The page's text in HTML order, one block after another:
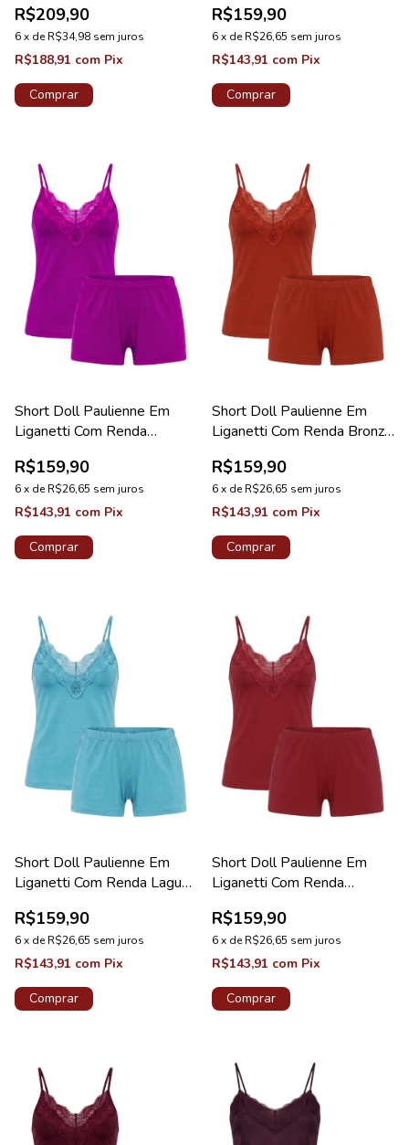
R$209,90
6x deR$34,98 sem juros
R$188,91 com Pix
Comprar
R$159,90
6x deR$26,65 sem juros
R$143,91 com Pix
Comprar
Short Doll Paulienne Em
Liganetti Com Renda
R$159,90
6x deR$26,65 sem juros
R$143,91 com Pix
Comprar
Short Doll Paulienne Em
Liganetti Com Renda Bronze
R$159,90
6x deR$26,65 sem juros
R$143,91 com Pix
Comprar
Short Doll Paulienne Em
Liganetti Com Renda Laguna
R$159,90
6x deR$26,65 sem juros
R$143,91 com Pix
Comprar
Short Doll Paulienne Em
Liganetti Com Renda
R$159,90
6x deR$26,65 sem juros
R$143,91 com Pix
Comprar